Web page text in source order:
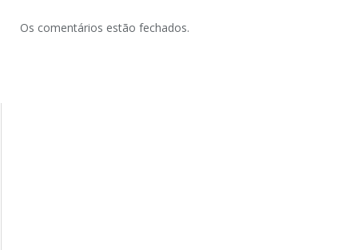
Os comentários estão fechados.